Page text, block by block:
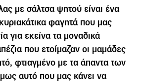
με σάλτσα ψητού είναι ένα
φαγητά που μας
για εκείνα τα μοναδικά
που ετοίμαζαν οι μαμάδες
φτιαγμένο με τα άπαντα των
αυτό που μας κάνει να